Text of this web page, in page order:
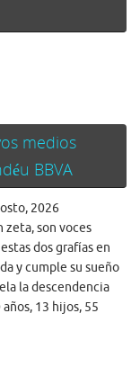
medios
BBVA
2026
zeta, son voces
dos grafías en
y cumple su sueño
la descendencia
13 hijos, 55